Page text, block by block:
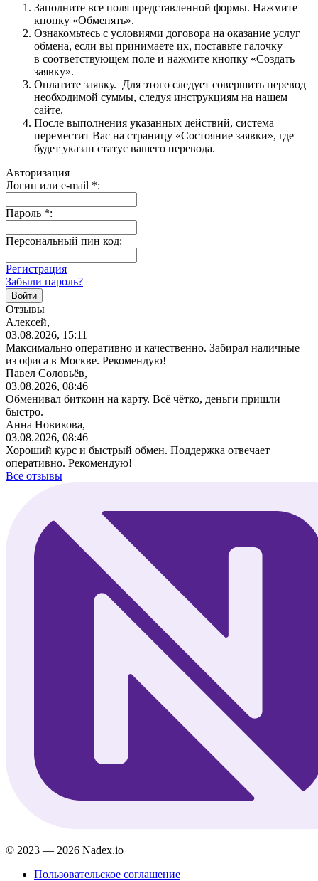
Заполните все поля представленной формы. Нажмите
кнопку «Обменять».
Ознакомьтесь с условиями договора на оказание услуг
обмена, если вы принимаете их, поставьте галочку
в соответствующем поле и нажмите кнопку «Создать
заявку».
Оплатите заявку. Для этого следует совершить перевод
необходимой суммы, следуя инструкциям на нашем
сайте.
После выполнения указанных действий, система
переместит Вас на страницу «Состояние заявки», где
будет указан статус вашего перевода.
Авторизация
Логин или e-mail *:
Пароль *:
Персональный пин код:
Регистрация
Забыли пароль?
Отзывы
Алексей,
03.08.2026, 15:11
Максимально оперативно и качественно. Забирал наличные
из офиса в Москве. Рекомендую!
Павел Соловьёв,
03.08.2026, 08:46
Обменивал биткоин на карту. Всё чётко, деньги пришли
быстро.
Анна Новикова,
03.08.2026, 08:46
Хороший курс и быстрый обмен. Поддержка отвечает
оперативно. Рекомендую!
Все отзывы
© 2023 — 2026 Nadex.io
Пользовательское соглашение